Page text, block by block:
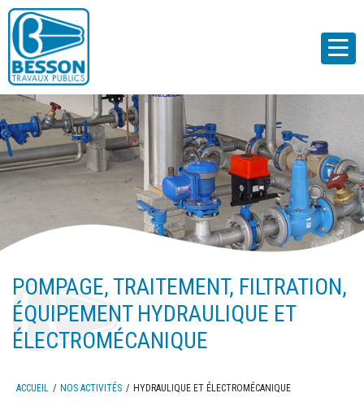
POMPAGE, TRAITEMENT, FILTRATION,
ÉQUIPEMENT HYDRAULIQUE ET
ÉLECTROMÉCANIQUE
ACCUEIL NOS ACTIVITÉS HYDRAULIQUE ET ÉLECTROMÉCANIQUE